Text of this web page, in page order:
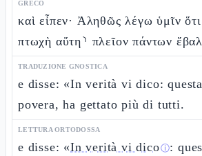
GRECO
καὶ εἶπεν· Ἀληθῶς λέγω ὑμῖν
πτωχὴ αὕτη⸃ πλεῖον πάντων
TRADUZIONE GNOSTICA
e disse: «In verità vi dico:
povera, ha gettato più di tutti.
LETTURA ORTODOSSA
e disse: «In verità vi dicoⓘ: